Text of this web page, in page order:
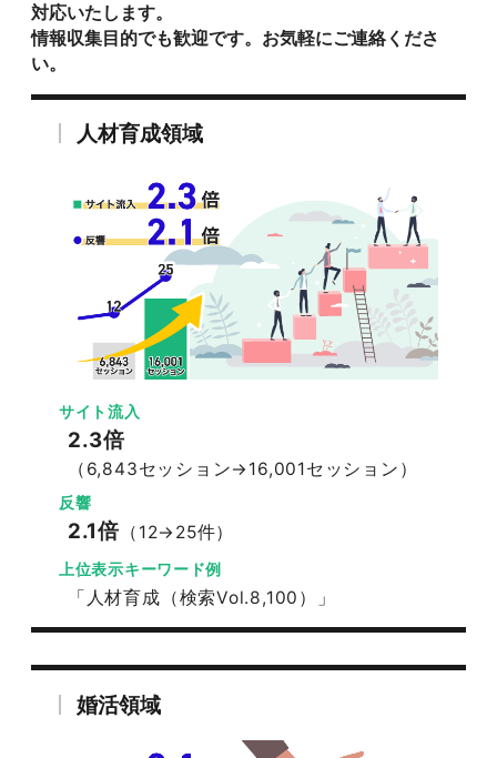
対応いたします。
情報収集目的でも歓迎です。お気軽にご連絡くださ
い。
人材育成領域
サイト流入
2.3倍
（6,843セッション→16,001セッション）
反響
2.1倍 （12→25件）
上位表示キーワード例
「人材育成（検索Vol.8,100）」
婚活領域